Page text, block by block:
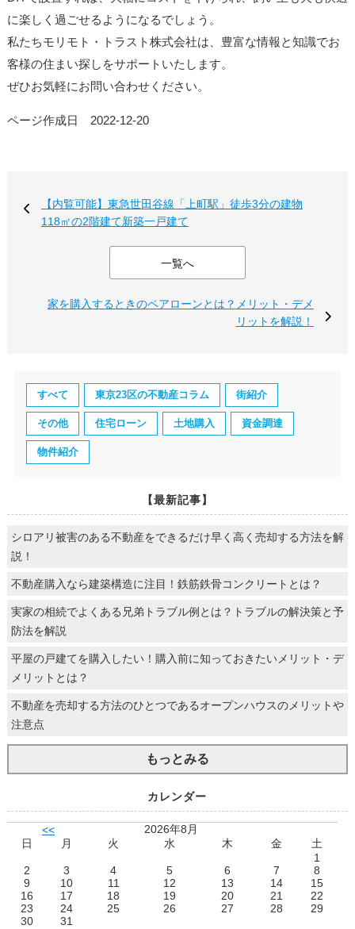
に楽しく過ごせるようになるでしょう。
私たちモリモト・トラスト株式会社は、豊富な情報と知識でお
客様の住まい探しをサポートいたします。
ぜひお気軽にお問い合わせください。
ページ作成日 2022-12-20
【内覧可能】東急世田谷線「上町駅」徒歩3分の建物
118㎡の2階建て新築一戸建て
一覧へ
家を購入するときのペアローンとは？メリット・デメ
リットを解説！
すべて 東京23区の不動産コラム 街紹介
その他 住宅ローン 土地購入 資金調達
物件紹介
【最新記事】
シロアリ被害のある不動産をできるだけ早く高く売却する方法を解
説！
不動産購入なら建築構造に注目！鉄筋鉄骨コンクリートとは？
実家の相続でよくある兄弟トラブル例とは？トラブルの解決策と予
防法を解説
平屋の戸建てを購入したい！購入前に知っておきたいメリット・デ
メリットとは？
不動産を売却する方法のひとつであるオープンハウスのメリットや
注意点
もっとみる
カレンダー
<<
2026年8月
日
月 火 水 木 金
土
1
2
3 4 5 6 7
8
9
10 11 12 13 14
15
16
17 18 19 20 21
22
23
24 25 26 27 28
29
30
31